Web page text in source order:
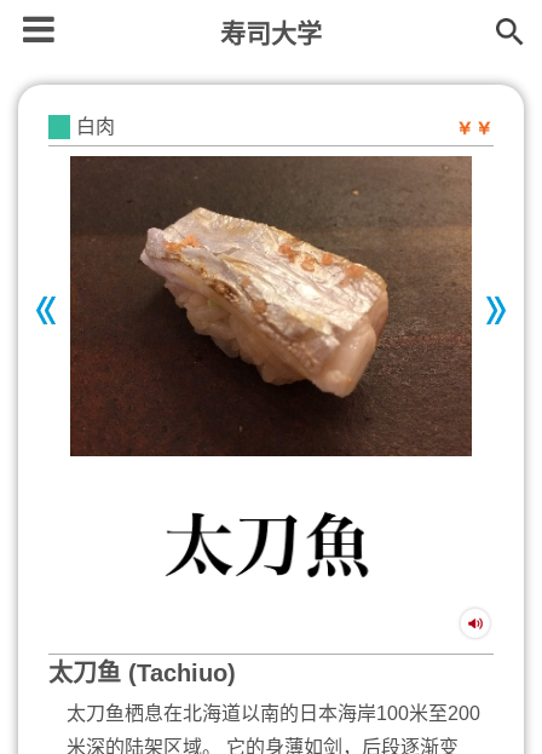
寿司大学
白肉
太刀鱼 (Tachiuo)
太刀鱼栖息在北海道以南的日本海岸100米至200
米深的陆架区域。 它的身薄如剑，后段逐渐变